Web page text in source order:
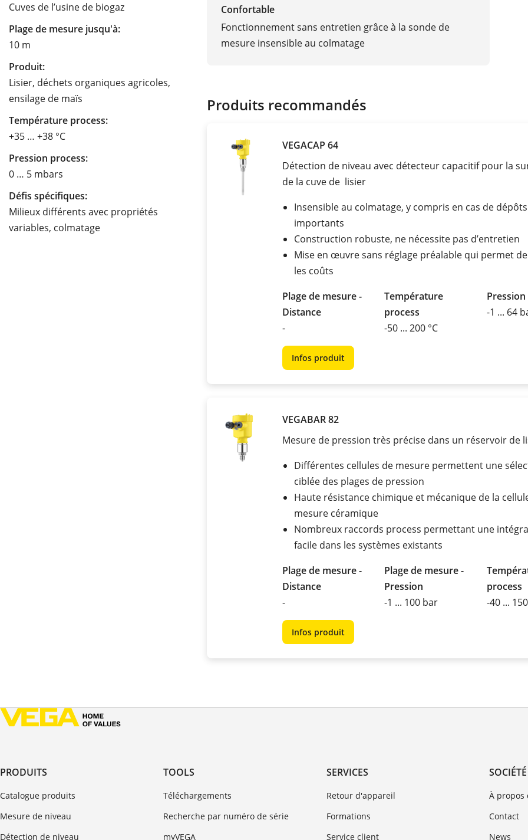
Cuves de l’usine de biogaz
Plage de mesure jusqu'à:
10 m
Produit:
Lisier, déchets organiques agricoles,
ensilage de maïs
Température process:
+35 … +38 °C
Pression process:
0 … 5 mbars
Défis spécifiques:
Milieux différents avec propriétés
variables, colmatage
Confortable
Fonctionnement sans entretien grâce à la sonde de
mesure insensible au colmatage
Produits recommandés
VEGACAP 64
Détection de niveau avec détecteur capacitif pour la
de la cuve de lisier
Insensible au colmatage, y compris en cas de dépôts
importants
Construction robuste, ne nécessite pas d’entretien
Mise en œuvre sans réglage préalable qui permet
les coûts
Plage de mesure -
Distance
-
Température
process
-50 ... 200 °C
-1 ... 64
Infos produit
VEGABAR 82
Mesure de pression très précise dans un réservoir de
Différentes cellules de mesure permettent une
ciblée des plages de pression
Haute résistance chimique et mécanique de la
mesure céramique
Nombreux raccords process permettant une
facile dans les systèmes existants
Plage de mesure -
Distance
-
Plage de mesure -
Pression
-1 ... 100 bar
process
-40 ...
Infos produit
PRODUITS
Catalogue produits
Mesure de niveau
Détection de niveau
TOOLS
Téléchargements
Recherche par numéro de série
myVEGA
SERVICES
Retour d'appareil
Formations
Service client
SOCIÉTÉ
À propos
Contact
News